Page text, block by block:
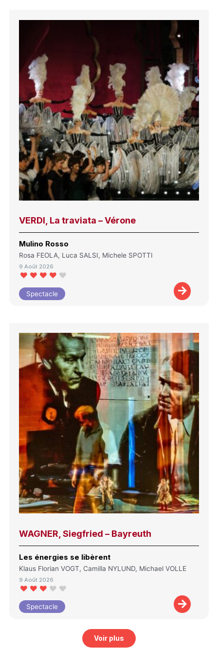
VERDI, La traviata – Vérone
Mulino Rosso
Rosa FEOLA, Luca SALSI, Michele SPOTTI
9 Août 2026
Spectacle
WAGNER, Siegfried – Bayreuth
Les énergies se libèrent
Klaus Florian VOGT, Camilla NYLUND, Michael VOLLE
9 Août 2026
Spectacle
Voir plus